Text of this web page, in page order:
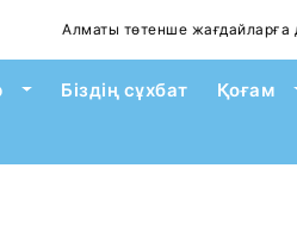
Алматы төтенше жағдайларға
Toggle Dropdown
Біздің сұхбат Қоғам